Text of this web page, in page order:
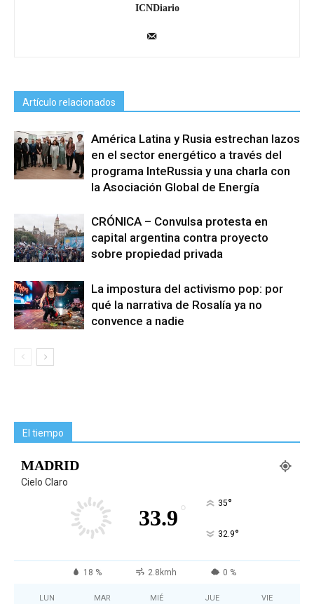
ICNDiario
Artículo relacionados
América Latina y Rusia estrechan lazos
en el sector energético a través del
programa InteRussia y una charla con
la Asociación Global de Energía
CRÓNICA – Convulsa protesta en
capital argentina contra proyecto
sobre propiedad privada
La impostura del activismo pop: por
qué la narrativa de Rosalía ya no
convence a nadie
El tiempo
MADRID
Cielo Claro
33.9 ° 35°
32.9°
18 % 2.8kmh 0 %
LUN MAR MIÉ JUE VIE